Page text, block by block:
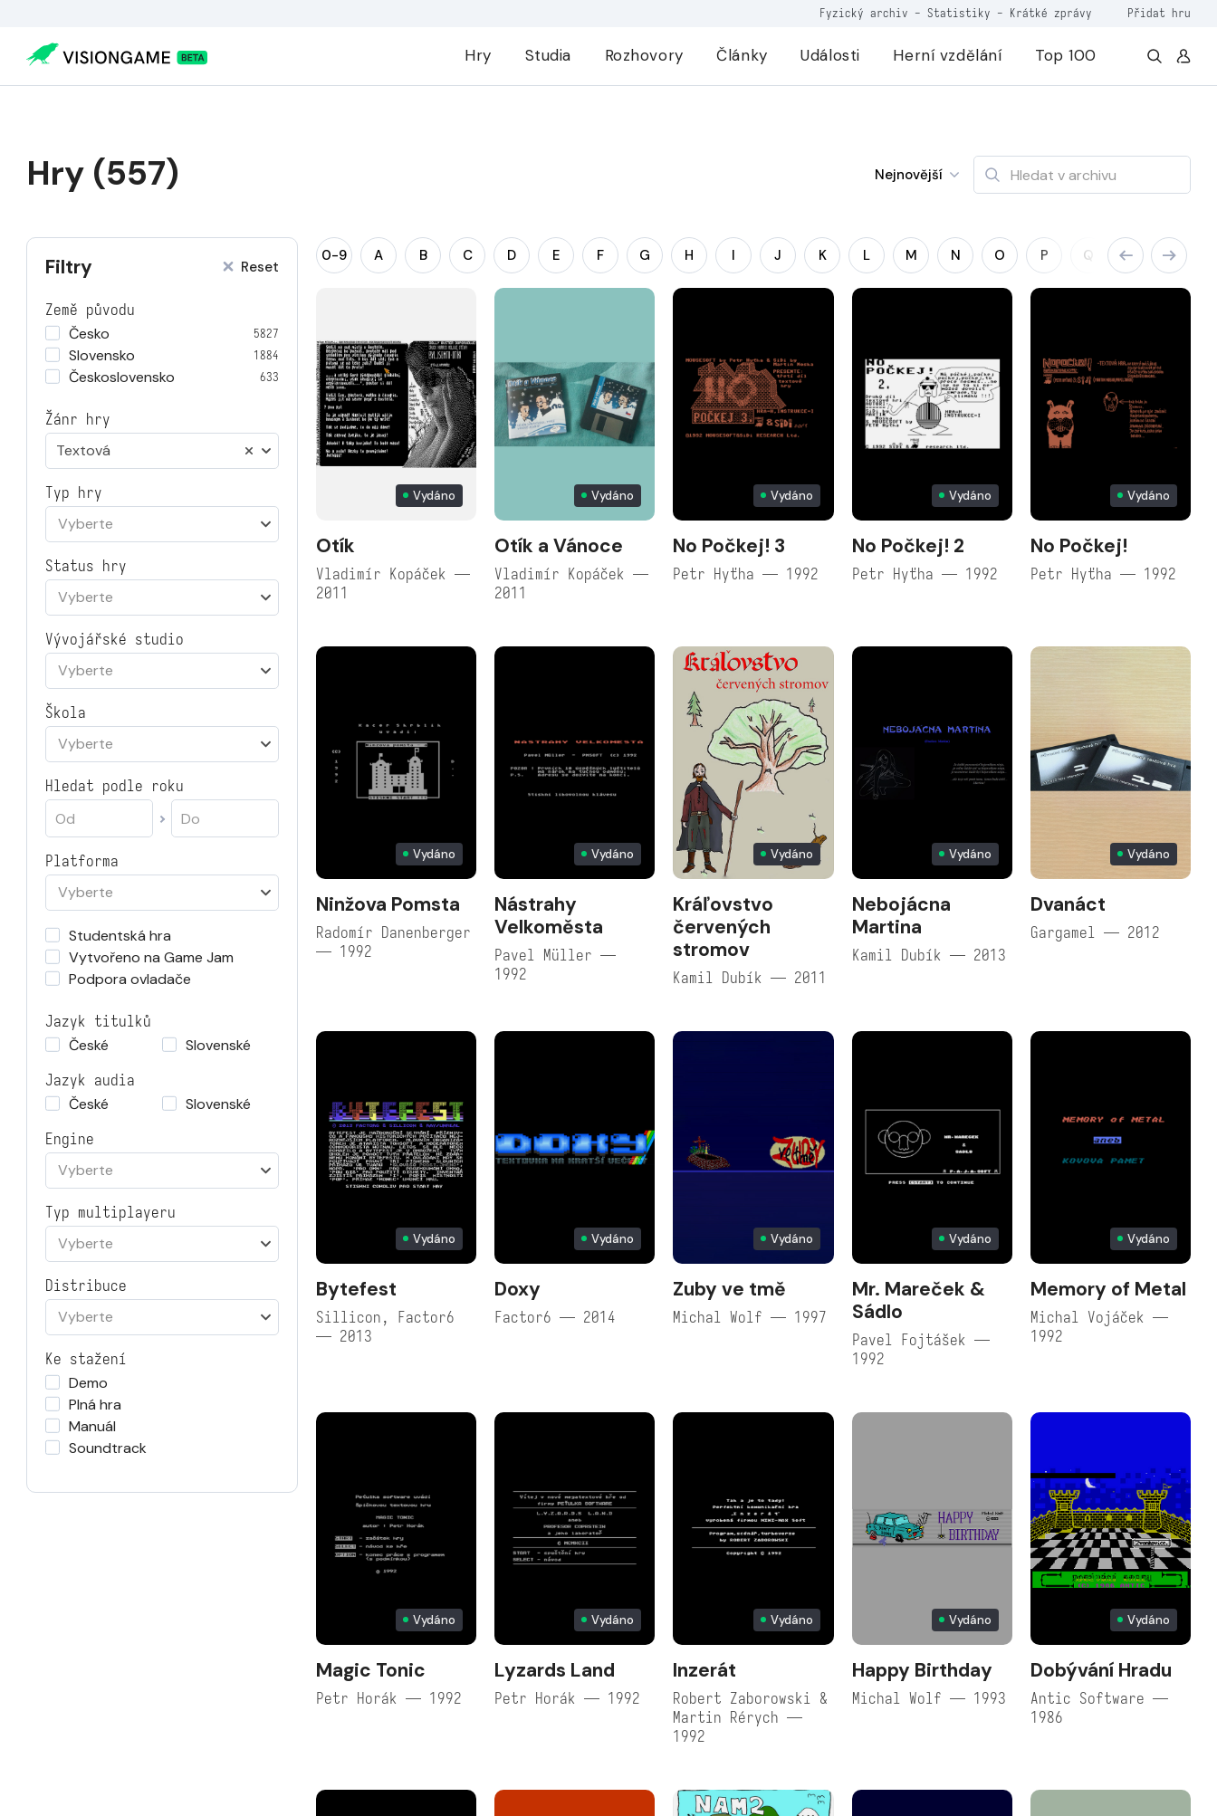
Fyzický archiv - Statistiky - Krátké zprávy Přidat hru
Hry Studia Rozhovory Články Události Herní vzdělání Top 100
Hry (557) Nejnovější
Filtry Reset
Země původu
Česko
5827
Slovensko 1884
Československo 633
Žánr hry
Textová
Typ hry
Vyberte
Status hry
Vyberte
Vývojářské studio
Vyberte
Škola
Vyberte
Hledat podle roku
Platforma
Vyberte
Studentská hra
Vytvořeno na Game Jam
Podpora ovladače
Jazyk titulků
České
Slovenské
Jazyk audia
České
Slovenské
Engine
Vyberte
Typ multiplayeru
Vyberte
Distribuce
Vyberte
Ke stažení
Demo
Plná hra
Manuál
Soundtrack
0-9 A B C D E F G H I J K L M N O P Q R S
Vydáno
Otík
Vladimír Kopáček —
2011
Vydáno
Otík a Vánoce
Vladimír Kopáček —
2011
Vydáno
No Počkej! 3
Petr Hyťha — 1992
Vydáno
No Počkej! 2
Petr Hyťha — 1992
Vydáno
No Počkej!
Petr Hyťha — 1992
Vydáno
Ninžova Pomsta
Radomír Danenberger
— 1992
Vydáno
Nástrahy
Velkoměsta
Pavel Müller —
1992
Vydáno
Kráľovstvo
červených
stromov
Kamil Dubík — 2011
Vydáno
Nebojácna
Martina
Kamil Dubík — 2013
Vydáno
Dvanáct
Gargamel — 2012
Vydáno
Bytefest
Sillicon, Factor6
— 2013
Vydáno
Doxy
Factor6 — 2014
Vydáno
Zuby ve tmě
Michal Wolf — 1997
Vydáno
Mr. Mareček &
Sádlo
Pavel Fojtášek —
1992
Vydáno
Memory of Metal
Michal Vojáček —
1992
Vydáno
Magic Tonic
Petr Horák — 1992
Vydáno
Lyzards Land
Petr Horák — 1992
Vydáno
Inzerát
Robert Zaborowski &
Martin Rérych —
1992
Vydáno
Happy Birthday
Michal Wolf — 1993
Vydáno
Dobývání Hradu
Antic Software —
1986